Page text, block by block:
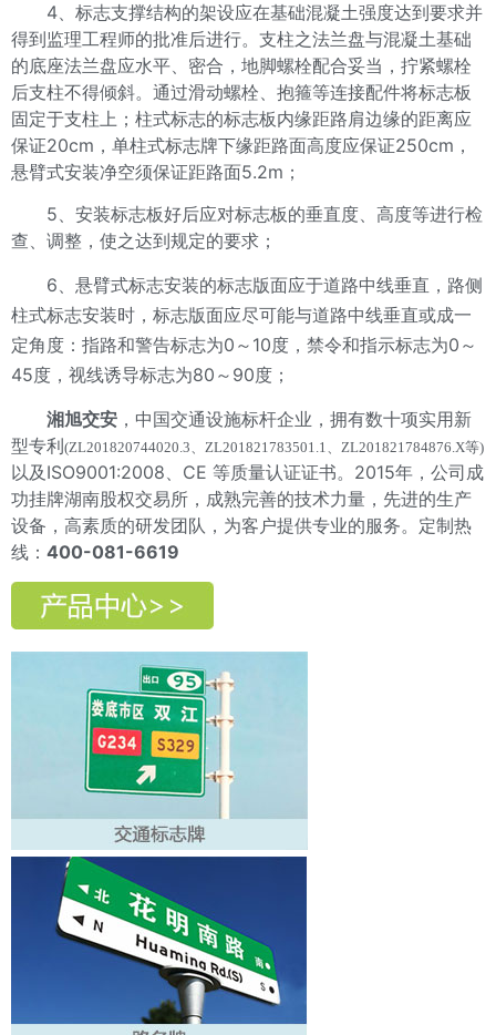
4、标志支撑结构的架设应在基础混凝土强度达到要求并
得到监理工程师的批准后进行。支柱之法兰盘与混凝土基础
的底座法兰盘应水平、密合，地脚螺栓配合妥当，拧紧螺栓
后支柱不得倾斜。通过滑动螺栓、抱箍等连接配件将标志板
固定于支柱上；柱式标志的标志板内缘距路肩边缘的距离应
保证20cm，单柱式标志牌下缘距路面高度应保证250cm，
悬臂式安装净空须保证距路面5.2m；
5、安装标志板好后应对标志板的垂直度、高度等进行检
查、调整，使之达到规定的要求；
6、悬臂式标志安装的标志版面应于道路中线垂直，路侧
柱式标志安装时，标志版面应尽可能与道路中线垂直或成一
定角度：指路和警告标志为0～10度，禁令和指示标志为0～
45度，视线诱导标志为80～90度；
湘旭交安 ，中国交通设施标杆企业，拥有数十项实用新
型专利(ZL201820744020.3、ZL201821783501.1、ZL201821784876.X等)
以及ISO9001:2008、CE 等质量认证证书。2015年，公司成
功挂牌湖南股权交易所，成熟完善的技术力量，先进的生产
设备，高素质的研发团队，为客户提供专业的服务。定制热
线： 400-081-6619